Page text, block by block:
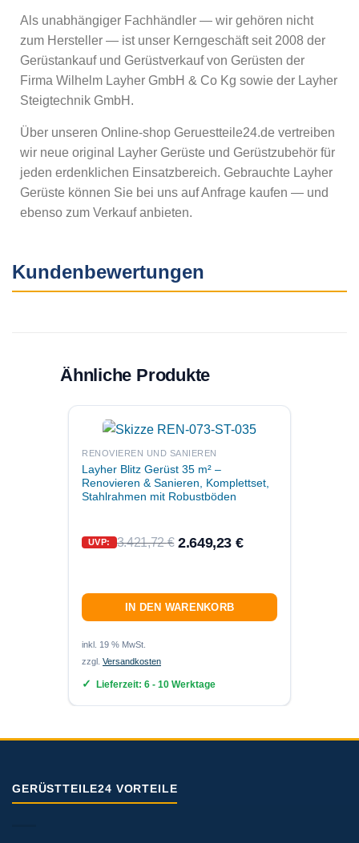
Als unabhängiger Fachhändler — wir gehören nicht
zum Hersteller — ist unser Kerngeschäft seit 2008 der
Gerüstankauf und Gerüstverkauf von Gerüsten der
Firma Wilhelm Layher GmbH & Co Kg sowie der Layher
Steigtechnik GmbH.
Über unseren Online-shop Geruestteile24.de vertreiben
wir neue original Layher Gerüste und Gerüstzubehör für
jeden erdenklichen Einsatzbereich. Gebrauchte Layher
Gerüste können Sie bei uns auf Anfrage kaufen — und
ebenso zum Verkauf anbieten.
Kundenbewertungen
Ähnliche Produkte
RENOVIEREN UND SANIEREN
Layher Blitz Gerüst 35 m² –
Renovieren & Sanieren, Komplettset,
Stahlrahmen mit Robustböden
UVP: 3.421,72€ 2.649,23 €
IN DEN WARENKORB
inkl. 19 % MwSt.
zzgl. Versandkosten
Lieferzeit: 6 - 10 Werktage
GERÜSTTEILE24 VORTEILE